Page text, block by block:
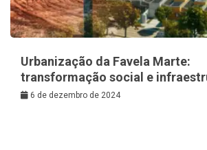
Urbanização da Favela Marte:
transformação social e
6 de dezembro de 2024